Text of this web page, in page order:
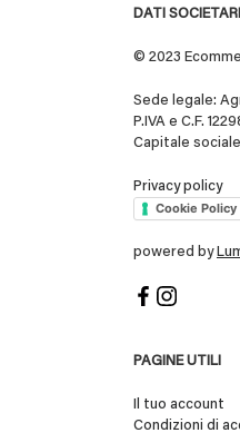
DATI SOCIETARI
© 2023
Sede legale:
P.IVA e C.F.
Capitale
Privacy policy
Cookie Policy
powered by
PAGINE UTILI
Il tuo account
Condizioni di